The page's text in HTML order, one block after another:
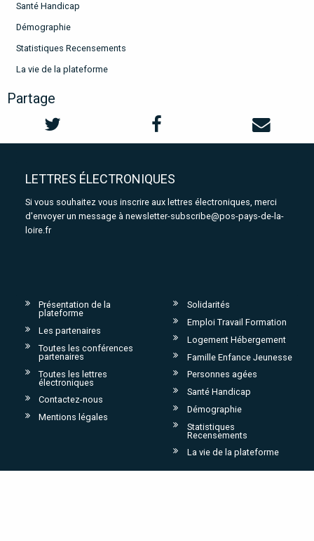
Santé Handicap
Démographie
Statistiques Recensements
La vie de la plateforme
Partage
LETTRES ÉLECTRONIQUES
Si vous souhaitez vous inscrire aux lettres électroniques, merci
d'envoyer un message à newsletter-subscribe@pos-pays-de-la-
loire.fr
Présentation de la
plateforme
Les partenaires
Toutes les conférences
partenaires
Toutes les lettres
électroniques
Contactez-nous
Mentions légales
Solidarités
Emploi Travail Formation
Logement Hébergement
Famille Enfance Jeunesse
Personnes agées
Santé Handicap
Démographie
Statistiques
Recensements
La vie de la plateforme